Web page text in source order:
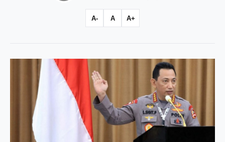
A- A A+